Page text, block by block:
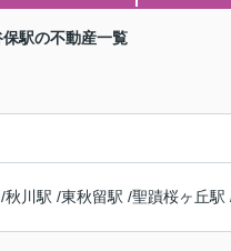
駅の不動産一覧
/秋川駅 /東秋留駅 /聖蹟桜ヶ丘駅